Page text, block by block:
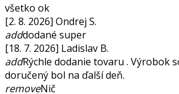
všetko ok
[2. 8. 2026] Ondrej S.
adddodané super
[18. 7. 2026] Ladislav B.
addRýchle dodanie tovaru . Výrobok
doručený bol na ďalší deň.
removeNič